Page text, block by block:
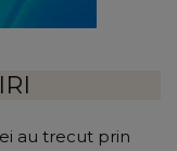
au trecut prin